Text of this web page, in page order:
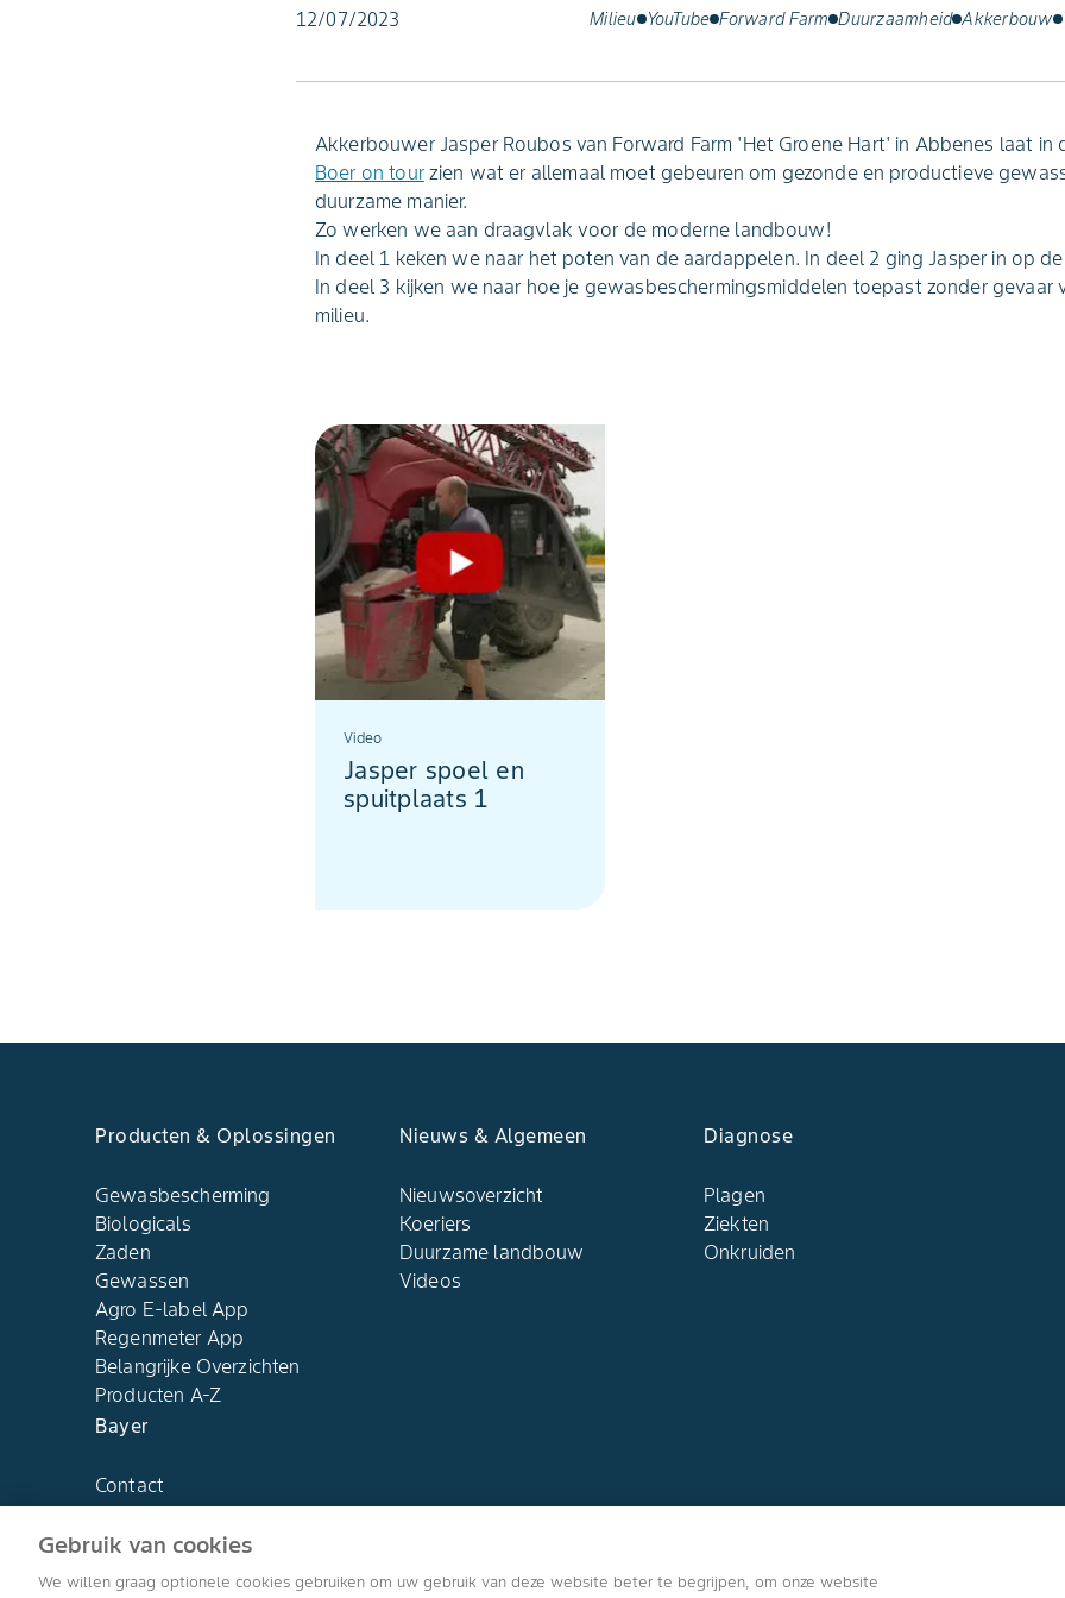
12/07/2023 Milieu YouTube Forward Farm Duurzaamheid Akkerbouw
Akkerbouwer Jasper Roubos van Forward Farm 'Het Groene Hart' in Abbenes laat in
Boer on tourzien wat er allemaal moet gebeuren om gezonde en productieve
duurzame manier.
Zo werken we aan draagvlak voor de moderne landbouw!
In deel 1 keken we naar het poten van de aardappelen. In deel 2 ging Jasper in op
In deel 3 kijken we naar hoe je gewasbeschermingsmiddelen toepast zonder gevaar
milieu.
Video
Jasper spoel en
spuitplaats 1
Producten & Oplossingen
Gewasbescherming
Biologicals
Zaden
Gewassen
Agro E-label App
Regenmeter App
Belangrijke Overzichten
Producten A-Z
Nieuws & Algemeen
Nieuwsoverzicht
Koeriers
Duurzame landbouw
Videos
Diagnose
Plagen
Ziekten
Onkruiden
Bayer
Contact
Over ons
Volg ons
Gebruik van cookies
We willen graag optionele cookies gebruiken om uw gebruik van deze website beter te begrijpen, om onze website